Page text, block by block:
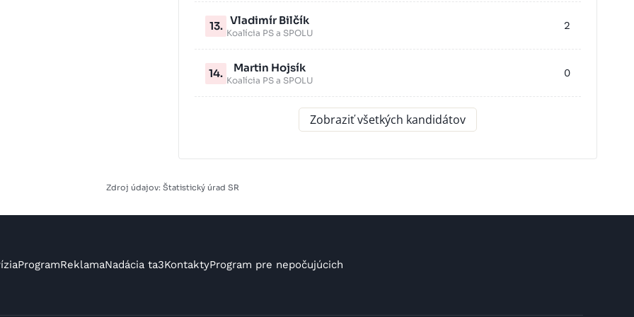
13. Vladimír Bilčík
Koalícia PS a SPOLU
2
14. Martin Hojsík
Koalícia PS a SPOLU
0
Zobraziť všetkých kandidátov
Zdroj údajov: Štatistický úrad SR
ProgramReklamaNadácia ta3KontaktyProgram pre nepočujúcich